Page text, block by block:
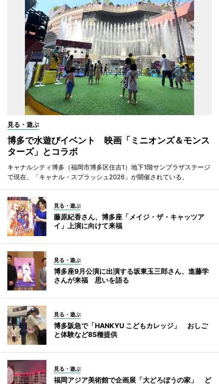
見る・遊ぶ
博多で水遊びイベント 映画「ミニオンズ＆モンス
ターズ」とコラボ
キャナルシティ博多（福岡市博多区住吉1）地下1階サンプラザステージ
で現在、「キャナル・スプラッシュ2026」が開催されている。
見る・遊ぶ
藤原紀香さん、博多座「メイジ・ザ・キャッツア
イ」上演に向けて来福
見る・遊ぶ
博多座9月公演に出演する坂東玉三郎さん、進藤学
さんが来福 思いを語る
見る・遊ぶ
博多阪急で「HANKYU こどもカレッジ」 おしご
と体験など85種提供
見る・遊ぶ
福岡アジア美術館で企画展「大どろぼうの家」 ど